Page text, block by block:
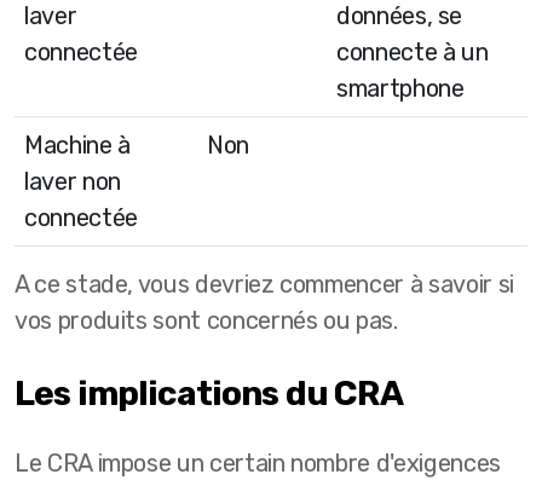
laver
connectée
données, se
connecte à un
smartphone
Machine à
laver non
connectée
Non
A ce stade, vous devriez commencer à savoir si
vos produits sont concernés ou pas.
Les implications du CRA
Le CRA impose un certain nombre d'exigences